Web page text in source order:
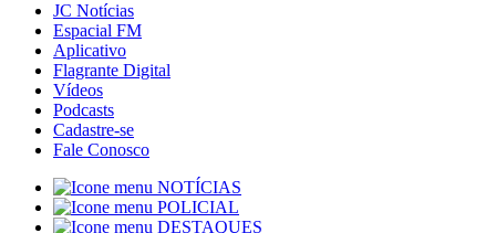
JC Notícias
Espacial FM
Aplicativo
Flagrante Digital
Vídeos
Podcasts
Cadastre-se
Fale Conosco
NOTÍCIAS
POLICIAL
DESTAQUES